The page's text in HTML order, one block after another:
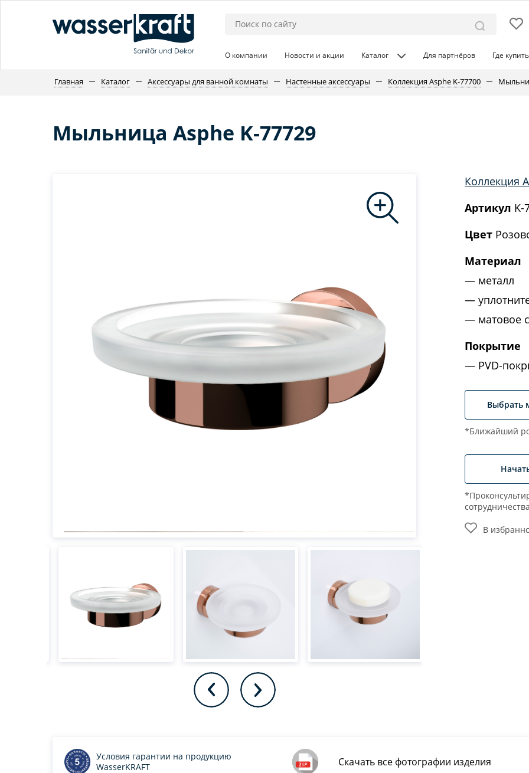
О компании Новости и акции Каталог Для партнёров Где
Главная Каталог Аксессуары для ванной комнаты Настенные аксессуары Коллекция Asphe K-77700
Мыльница Asphe K-77729
Коллекция
Артикул K-
Цвет
Материал
металл
матовое
Покрытие
PVD-
Выбрать
*Ближайший
В
Скачать все фотографии изделия
Условия гарантии на продукцию
WasserKRAFT